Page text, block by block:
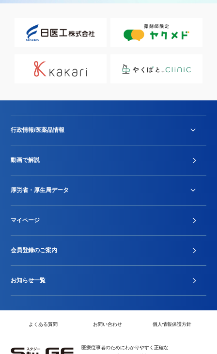
行政情報/医薬品情報
Stu-GEレポート
動画で解説
厚労省・厚生局データ
2024年度新設項目届出状況
マイページ
会員登録のご案内
お知らせ一覧
よくある質問 お問い合わせ 個人情報保護方針
医療従事者のためにわかりやすく正確な